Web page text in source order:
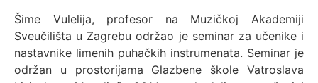
Šime Vulelija, profesor na Muzičkoj Akademiji
Sveučilišta u Zagrebu održao je seminar za učenike i
nastavnike limenih puhačkih instrumenata. Seminar je
održan u prostorijama Glazbene škole Vatroslava